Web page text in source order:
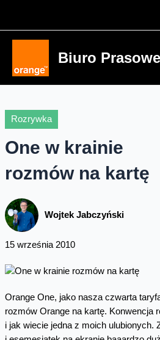
Biuro
Rozrywka
One w krainie
rozmów na kartę
Wojtek Jabczyński
15 września 2010
Orange One, jako nasza czwarta
rozmów Orange na kartę. Konwencja
i jak wiecie jedna z moich ulubionych.